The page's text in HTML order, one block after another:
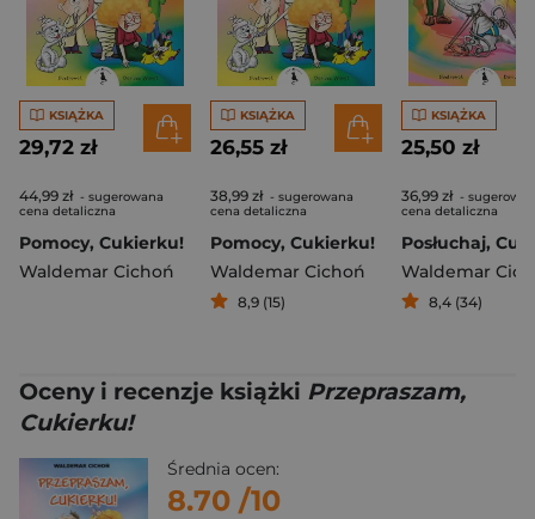
KSIĄŻKA
29,72 zł
44,99 zł - sugerowana
cena detaliczna
Pomocy, Cukierku!
Waldemar Cichoń
KSIĄŻKA
26,55 zł
38,99 zł - sugerowana
cena detaliczna
Pomocy, Cukierku!
Waldemar Cichoń
8,9 (15)
KSIĄŻKA
25,50 zł
36,99 zł -
cena detaliczna
Waldemar
8,4 (34)
Oceny i recenzje książki Przepraszam,
Cukierku!
Średnia ocen:
8.70 /10